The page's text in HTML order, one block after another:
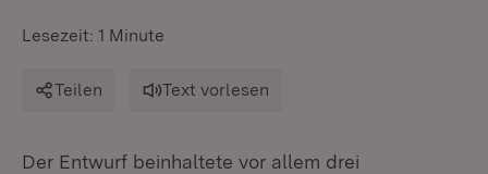
Lesezeit: 1 Minute
Teilen Text vorlesen
Der Entwurf beinhaltete vor allem drei